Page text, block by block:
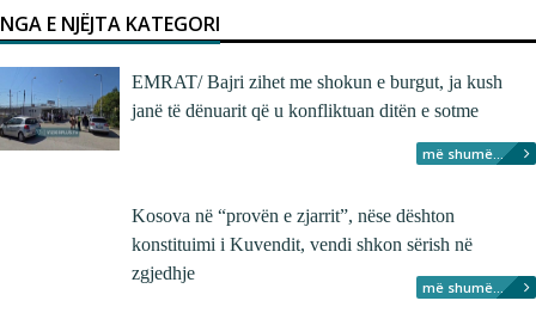
NGA E NJËJTA KATEGORI
EMRAT/ Bajri zihet me shokun e burgut, ja kush
janë të dënuarit që u konfliktuan ditën e sotme
më shumë...
Kosova në “provën e zjarrit”, nëse dështon
konstituimi i Kuvendit, vendi shkon sërish në
zgjedhje
më shumë...